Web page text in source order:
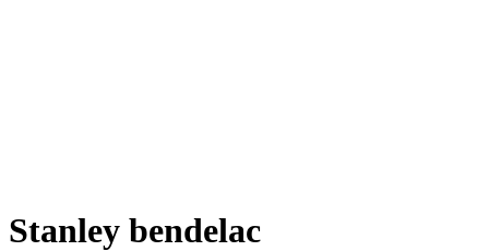
Stanley bendelac